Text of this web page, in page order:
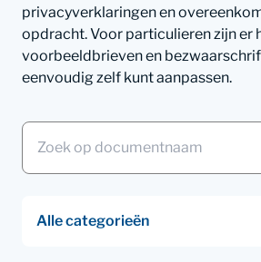
privacyverklaringen en
opdracht. Voor particulieren zijn er
voorbeeldbrieven en
eenvoudig zelf kunt aanpassen.